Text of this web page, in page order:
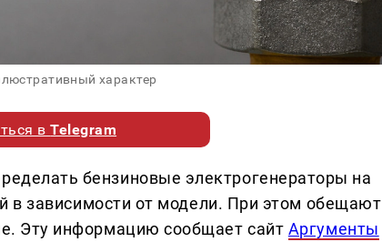
характер
вTelegram
бензиновые электрогенераторы на
в зависимости от модели. При этом обещают
Эту информацию сообщает сайт Аргументы